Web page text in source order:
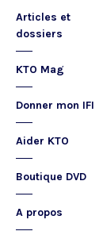
Articles et
dossiers
KTO Mag
Donner mon IFI
Aider KTO
Boutique DVD
A propos